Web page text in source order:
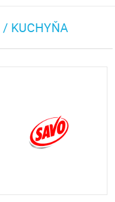
/ KUCHYŇA